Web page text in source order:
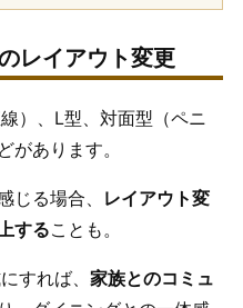
レイアウト変更
）、L型、対面型（ペニ
があります。
じる場合、
レイアウト変
することも。
すれば、 家族とのコミュ